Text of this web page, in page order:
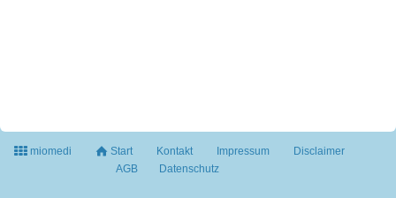
miomedi Start Kontakt Impressum
Disclaimer
AGB
Datenschutz